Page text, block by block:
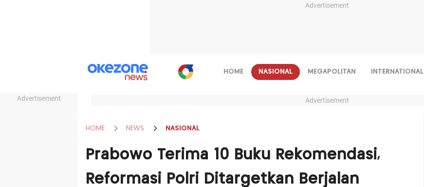
Advertisement
Advertisement
HOME NASIONAL MEGAPOLITAN INTERNATIONAL
Advertisement
HOME NEWS NASIONAL
Prabowo Terima 10 Buku Rekomendasi,
Reformasi Polri Ditargetkan Berjalan